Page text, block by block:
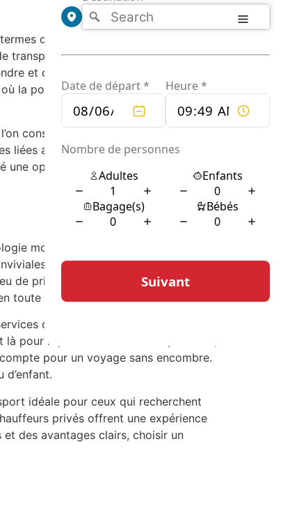
de confort et de commodité. L’un
transport en commun ou de la
et de profiter du trajet. Ce service
la ponctualité et l’élégance du
considère le coût cumulé des taxis
liées aux frais cachés ou aux
option attrayante pour les
moderne et à l’accessibilité des
accessibles via un site web ou
de prise en charge et de destination,
toute tranquillité.
de réservation sont souvent
pour répondre à toutes les questions,
pour un voyage sans encombre.
idéale pour ceux qui recherchent
privés offrent une expérience
des avantages clairs, choisir un